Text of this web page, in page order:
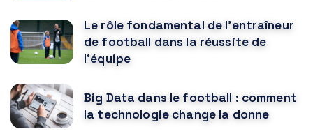
Le rôle fondamental de l'entraîneur
de football dans la réussite de
l'équipe
Big Data dans le football : comment
la technologie change la donne